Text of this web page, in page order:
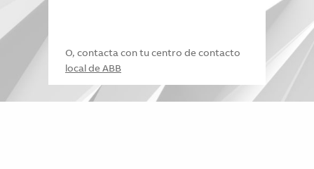
O, contacta con tu centro de contacto
local de ABB